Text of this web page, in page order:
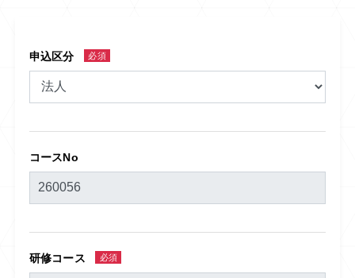
申込区分 必須
コースNo
研修コース 必須